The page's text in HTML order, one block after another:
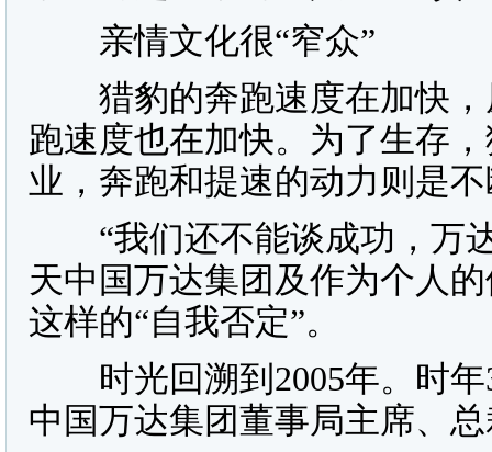
亲情文化很“窄众”
猎豹的奔跑速度在加快，
跑速度也在加快。为了生存
业，奔跑和提速的动力则是
“我们还不能谈成功，万达
天中国万达集团及作为个人
这样的“自我否定”。
时光回溯到2005年。时年
中国万达集团董事局主席、